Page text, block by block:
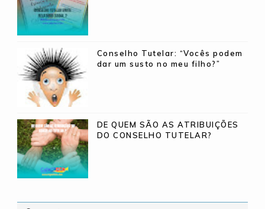
Conselho Tutelar: “Vocês podem
dar um susto no meu filho?”
DE QUEM SÃO AS ATRIBUIÇÕES
DO CONSELHO TUTELAR?